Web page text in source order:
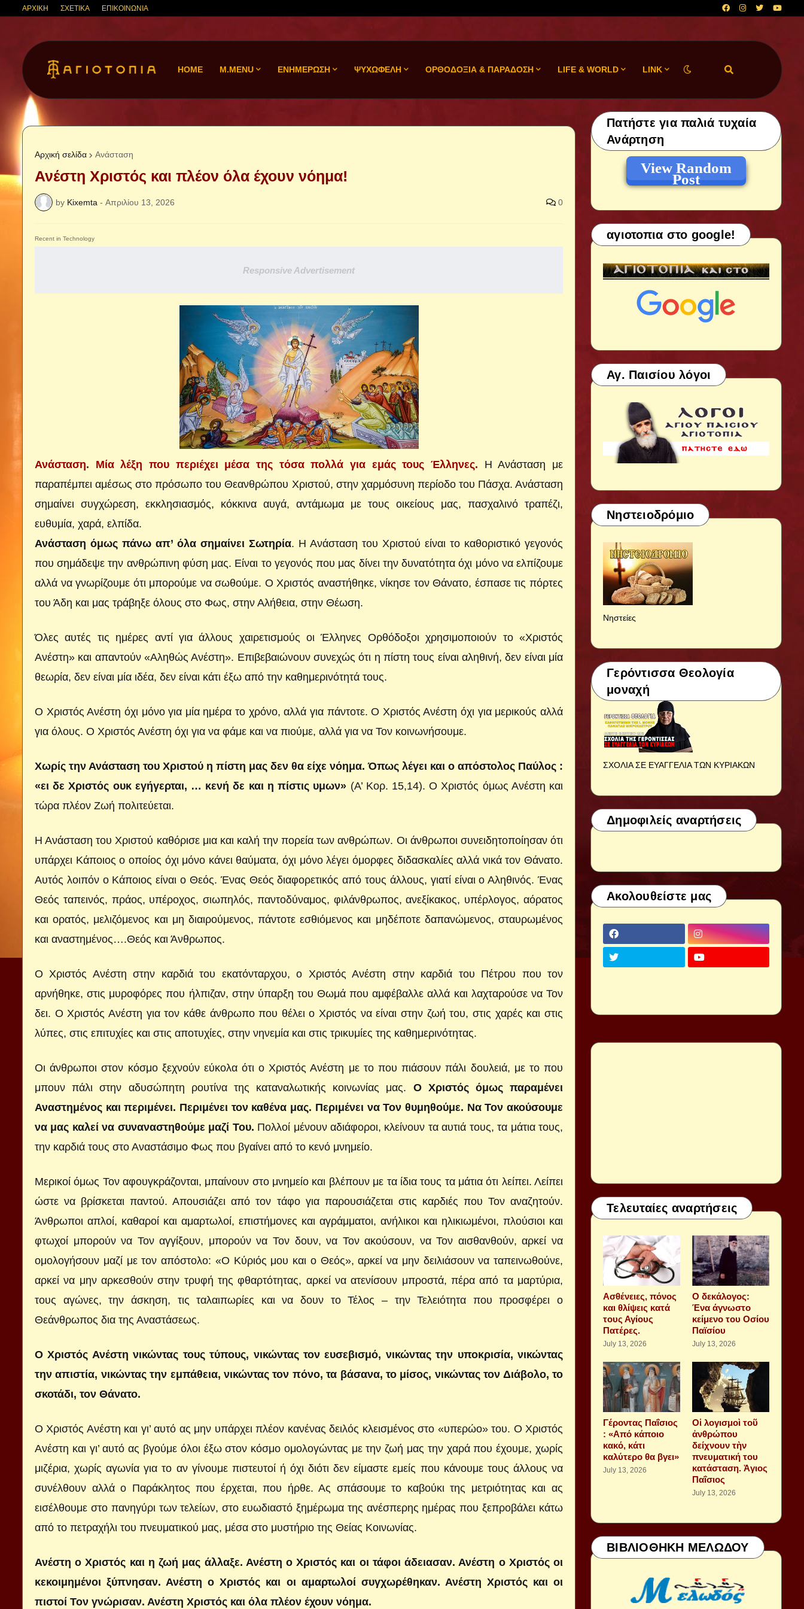
ΑΡΧΙΚΗ ΣΧΕΤΙΚΑ ΕΠΙΚΟΙΝΩΝΙΑ
HOME M.MENU ΕΝΗΜΕΡΩΣΗ ΨΥΧΩΦΕΛΗ ΟΡΘΟΔΟΞΙΑ & ΠΑΡΑΔΟΣΗ LIFE & WORLD LINK
Αρχική σελίδα Ανάσταση
Ανέστη Χριστός και πλέον όλα έχουν νόημα!
by Kixemta - Απριλίου 13, 2026 0
Recent in Technology
Responsive Advertisement
Ανάσταση. Μία λέξη που περιέχει μέσα της τόσα πολλά για εμάς τους Έλληνες. Η Ανάσταση με
παραπέμπει αμέσως στο πρόσωπο του Θεανθρώπου Χριστού, στην χαρμόσυνη περίοδο του Πάσχα. Ανάσταση
σημαίνει συγχώρεση, εκκλησιασμός, κόκκινα αυγά, αντάμωμα με τους οικείους μας, πασχαλινό τραπέζι,
ευθυμία, χαρά, ελπίδα.
Ανάσταση όμως πάνω απ’ όλα σημαίνει Σωτηρία. Η Ανάσταση του Χριστού είναι το καθοριστικό γεγονός
που σημάδεψε την ανθρώπινη φύση μας. Είναι το γεγονός που μας δίνει την δυνατότητα όχι μόνο να ελπίζουμε
αλλά να γνωρίζουμε ότι μπορούμε να σωθούμε. Ο Χριστός αναστήθηκε, νίκησε τον Θάνατο, έσπασε τις πόρτες
του Άδη και μας τράβηξε όλους στο Φως, στην Αλήθεια, στην Θέωση.
Όλες αυτές τις ημέρες αντί για άλλους χαιρετισμούς οι Έλληνες Ορθόδοξοι χρησιμοποιούν το «Χριστός
Ανέστη» και απαντούν «Αληθώς Ανέστη». Επιβεβαιώνουν συνεχώς ότι η πίστη τους είναι αληθινή, δεν είναι μία
θεωρία, δεν είναι μία ιδέα, δεν είναι κάτι έξω από την καθημερινότητά τους.
Ο Χριστός Ανέστη όχι μόνο για μία ημέρα το χρόνο, αλλά για πάντοτε. Ο Χριστός Ανέστη όχι για μερικούς αλλά
για όλους. Ο Χριστός Ανέστη όχι για να φάμε και να πιούμε, αλλά για να Τον κοινωνήσουμε.
Χωρίς την Ανάσταση του Χριστού η πίστη μας δεν θα είχε νόημα. Όπως λέγει και ο απόστολος Παύλος :
«ει δε Χριστός ουκ εγήγερται, … κενή δε και η πίστις υμων» (Α’ Κορ. 15,14). Ο Χριστός όμως Ανέστη και
τώρα πλέον Ζωή πολιτεύεται.
Η Ανάσταση του Χριστού καθόρισε μια και καλή την πορεία των ανθρώπων. Οι άνθρωποι συνειδητοποίησαν ότι
υπάρχει Κάποιος ο οποίος όχι μόνο κάνει θαύματα, όχι μόνο λέγει όμορφες διδασκαλίες αλλά νικά τον Θάνατο.
Αυτός λοιπόν ο Κάποιος είναι ο Θεός. Ένας Θεός διαφορετικός από τους άλλους, γιατί είναι ο Αληθινός. Ένας
Θεός ταπεινός, πράος, υπέροχος, σιωπηλός, παντοδύναμος, φιλάνθρωπος, ανεξίκακος, υπέρλογος, αόρατος
και ορατός, μελιζόμενος και μη διαιρούμενος, πάντοτε εσθιόμενος και μηδέποτε δαπανώμενος, σταυρωμένος
και αναστημένος….Θεός και Άνθρωπος.
Ο Χριστός Ανέστη στην καρδιά του εκατόνταρχου, ο Χριστός Ανέστη στην καρδιά του Πέτρου που τον
αρνήθηκε, στις μυροφόρες που ήλπιζαν, στην ύπαρξη του Θωμά που αμφέβαλλε αλλά και λαχταρούσε να Τον
δει. Ο Χριστός Ανέστη για τον κάθε άνθρωπο που θέλει ο Χριστός να είναι στην ζωή του, στις χαρές και στις
λύπες, στις επιτυχίες και στις αποτυχίες, στην νηνεμία και στις τρικυμίες της καθημερινότητας.
Οι άνθρωποι στον κόσμο ξεχνούν εύκολα ότι ο Χριστός Ανέστη με το που πιάσουν πάλι δουλειά, με το που
μπουν πάλι στην αδυσώπητη ρουτίνα της καταναλωτικής κοινωνίας μας. Ο Χριστός όμως παραμένει
Αναστημένος και περιμένει. Περιμένει τον καθένα μας. Περιμένει να Τον θυμηθούμε. Να Τον ακούσουμε
να μας καλεί να συναναστηθούμε μαζί Του. Πολλοί μένουν αδιάφοροι, κλείνουν τα αυτιά τους, τα μάτια τους,
την καρδιά τους στο Αναστάσιμο Φως που βγαίνει από το κενό μνημείο.
Μερικοί όμως Τον αφουγκράζονται, μπαίνουν στο μνημείο και βλέπουν με τα ίδια τους τα μάτια ότι λείπει. Λείπει
ώστε να βρίσκεται παντού. Απουσιάζει από τον τάφο για παρουσιάζεται στις καρδιές που Τον αναζητούν.
Άνθρωποι απλοί, καθαροί και αμαρτωλοί, επιστήμονες και αγράμματοι, ανήλικοι και ηλικιωμένοι, πλούσιοι και
φτωχοί μπορούν να Τον αγγίξουν, μπορούν να Τον δουν, να Τον ακούσουν, να Τον αισθανθούν, αρκεί να
ομολογήσουν μαζί με τον απόστολο: «Ο Κύριός μου και ο Θεός», αρκεί να μην δειλιάσουν να ταπεινωθούνε,
αρκεί να μην αρκεσθούν στην τρυφή της φθαρτότητας, αρκεί να ατενίσουν μπροστά, πέρα από τα μαρτύρια,
τους αγώνες, την άσκηση, τις ταλαιπωρίες και να δουν το Τέλος – την Τελειότητα που προσφέρει ο
Θεάνθρωπος δια της Αναστάσεως.
Ο Χριστός Ανέστη νικώντας τους τύπους, νικώντας τον ευσεβισμό, νικώντας την υποκρισία, νικώντας
την απιστία, νικώντας την εμπάθεια, νικώντας τον πόνο, τα βάσανα, το μίσος, νικώντας τον Διάβολο, το
σκοτάδι, τον Θάνατο.
Ο Χριστός Ανέστη και γι’ αυτό ας μην υπάρχει πλέον κανένας δειλός κλεισμένος στο «υπερώο» του. Ο Χριστός
Ανέστη και γι’ αυτό ας βγούμε όλοι έξω στον κόσμο ομολογώντας με την ζωή μας την χαρά που έχουμε, χωρίς
μιζέρια, χωρίς αγωνία για το αν γίνουμε πιστευτοί ή όχι διότι δεν είμαστε εμείς που κάνουμε τους άλλους να
συνέλθουν αλλά ο Παράκλητος που έρχεται, που ήρθε. Ας σπάσουμε το καβούκι της μετριότητας και ας
εισέλθουμε στο πανηγύρι των τελείων, στο ευωδιαστό ξημέρωμα της ανέσπερης ημέρας που ξεπροβάλει κάτω
από το πετραχήλι του πνευματικού μας, μέσα στο μυστήριο της Θείας Κοινωνίας.
Ανέστη ο Χριστός και η ζωή μας άλλαξε. Ανέστη ο Χριστός και οι τάφοι άδειασαν. Ανέστη ο Χριστός οι
κεκοιμημένοι ξύπνησαν. Ανέστη ο Χριστός και οι αμαρτωλοί συγχωρέθηκαν. Ανέστη Χριστός και οι
πιστοί Τον γνώρισαν. Ανέστη Χριστός και όλα πλέον έχουν νόημα.
Πατήστε για παλιά τυχαία
Ανάρτηση
View Random
Post
αγιοτοπια στο google!
Αγ. Παισίου λόγοι
Νηστειοδρόμιο
Νηστείες
Γερόντισσα Θεολογία
μοναχή
ΣΧΟΛΙΑ ΣΕ ΕΥΑΓΓΕΛΙΑ ΤΩΝ ΚΥΡΙΑΚΩΝ
Δημοφιλείς αναρτήσεις
Ακολουθείστε μας
Τελευταίες αναρτήσεις
Aσθένειες, πόνος
και θλίψεις κατά
τους Αγίους
Πατέρες.
July 13, 2026
Ο δεκάλογος:
Ένα άγνωστο
κείμενο του Οσίου
Παϊσίου
July 13, 2026
Γέροντας Παΐσιος
: «Από κάποιο
κακό, κάτι
καλύτερο θα βγει»
July 13, 2026
Οἱ λογισμοὶ τοῦ
ἀνθρώπου
δείχνουν τὴν
πνευματική του
κατάσταση. Ἁγιος
Παΐσιος
July 13, 2026
ΒΙΒΛΙΟΘΗΚΗ ΜΕΛΩΔΟΥ